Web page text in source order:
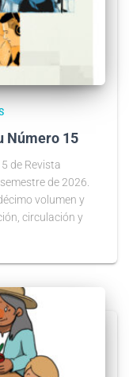
Número 15
de Revista
de 2026.
volumen y
circulación y